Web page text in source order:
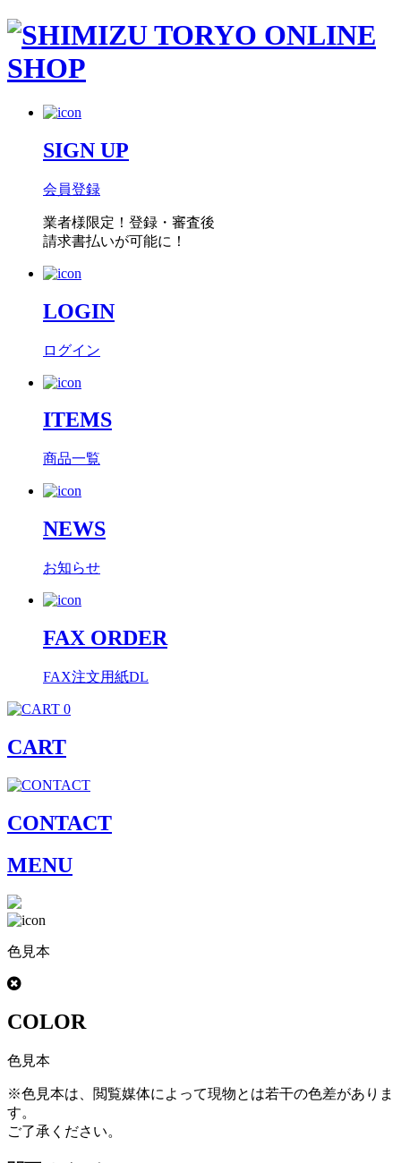
SIGN UP
会員登録
業者様限定！ 登録・審査後
請求書払いが可能に！
LOGIN
ログイン
ITEMS
商品一覧
NEWS
お知らせ
FAX ORDER
FAX注文用紙DL
0
CART
CONTACT
MENU
色見本
COLOR
色見本
※色見本は、閲覧媒体によって現物とは若干の色差がありま
す。
ご了承ください。